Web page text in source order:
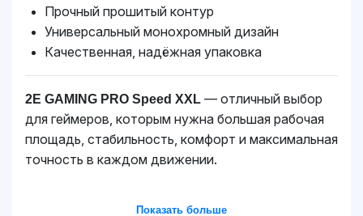
Прочный прошитый контур
Универсальный монохромный дизайн
Качественная, надёжная упаковка
2E GAMING PRO Speed XXL — отличный выбор
для геймеров, которым нужна большая рабочая
площадь, стабильность, комфорт и максимальная
точность в каждом движении.
Показать больше